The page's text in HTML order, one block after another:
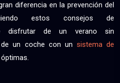
diferencia en la prevención del
estos consejos de
disfrutar de un verano sin
de un coche con un sistema de